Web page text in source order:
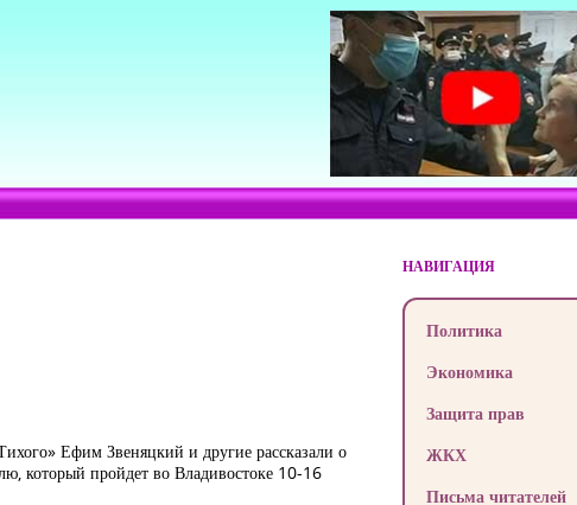
Ефим Звеняцкий и другие рассказали о
который пройдет во Владивостоке 10-16
НАВИГАЦИЯ
Политика
Экономика
Защита прав
ЖКХ
Письма читателей